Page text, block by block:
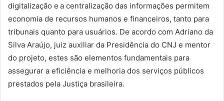
digitalização e a centralização das informações permitem
economia de recursos humanos e financeiros, tanto para
tribunais quanto para usuários. De acordo com Adriano da
Silva Araújo, juiz auxiliar da Presidência do CNJ e mentor
do projeto, estes são elementos fundamentais para
assegurar a eficiência e melhoria dos serviços públicos
prestados pela Justiça brasileira.